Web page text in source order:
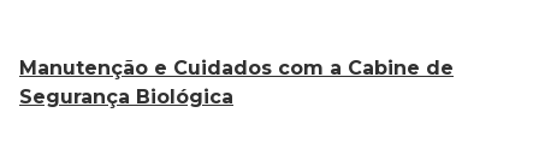
Manutenção e Cuidados com a Cabine de
Segurança Biológica